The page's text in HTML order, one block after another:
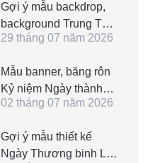
Gợi ý mẫu backdrop,
background Trung Thu
2026 ấn tượng, đẹp
29 tháng 07 năm 2026
Mẫu banner, băng rôn
Kỷ niệm Ngày thành
lập Công đoàn Việt
tạo
02 tháng 07 năm 2026
Gợi ý mẫu thiết kế
Ngày Thương binh Liệt